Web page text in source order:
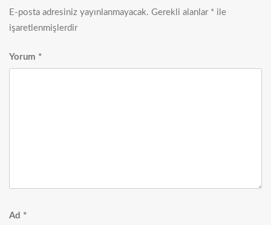
E-posta adresiniz yayınlanmayacak. Gerekli alanlar * ile
işaretlenmişlerdir
Yorum *
Ad *